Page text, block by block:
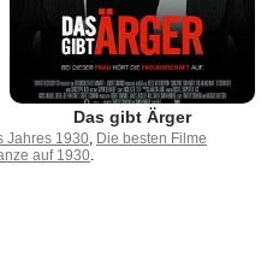
Das gibt Ärger
Jahres 1930, Die besten Filme
auf 1930.